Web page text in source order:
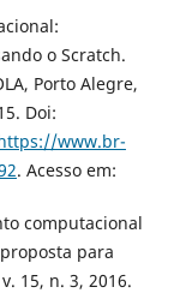
o Scratch.
Porto Alegre,
Doi:
www.br-
. Acesso em:
computacional
para
15, n. 3, 2016.